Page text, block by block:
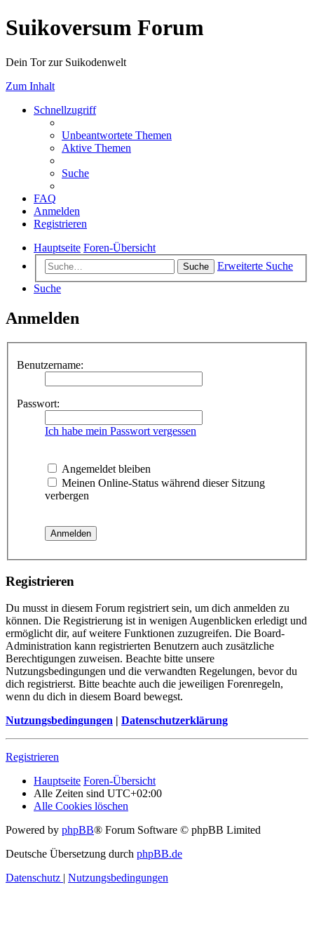
Suikoversum Forum
Dein Tor zur Suikodenwelt
Zum Inhalt
Schnellzugriff
Unbeantwortete Themen
Aktive Themen
Suche
FAQ
Anmelden
Registrieren
Hauptseite Foren-Übersicht
Suche
Erweiterte Suche
Suche
Anmelden
Benutzername:
Passwort:
Ich habe mein Passwort vergessen
Angemeldet bleiben
Meinen Online-Status während dieser Sitzung
verbergen
Registrieren
Du musst in diesem Forum registriert sein, um dich anmelden zu
können. Die Registrierung ist in wenigen Augenblicken erledigt und
ermöglicht dir, auf weitere Funktionen zuzugreifen. Die Board-
Administration kann registrierten Benutzern auch zusätzliche
Berechtigungen zuweisen. Beachte bitte unsere
Nutzungsbedingungen und die verwandten Regelungen, bevor du
dich registrierst. Bitte beachte auch die jeweiligen Forenregeln,
wenn du dich in diesem Board bewegst.
Nutzungsbedingungen | Datenschutzerklärung
Registrieren
Hauptseite Foren-Übersicht
Alle Zeiten sind UTC+02:00
Alle Cookies löschen
Powered by phpBB® Forum Software © phpBB Limited
Deutsche Übersetzung durch phpBB.de
Datenschutz | Nutzungsbedingungen